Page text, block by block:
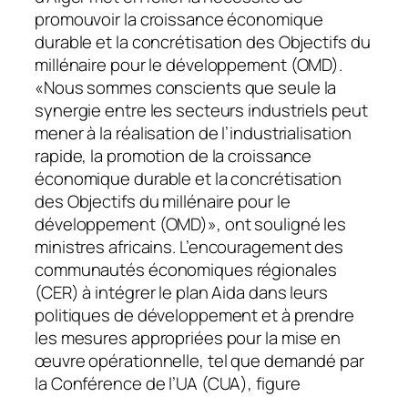
promouvoir la croissance économique
durable et la concrétisation des Objectifs du
millénaire pour le développement (OMD).
«Nous sommes conscients que seule la
synergie entre les secteurs industriels peut
mener à la réalisation de l’industrialisation
rapide, la promotion de la croissance
économique durable et la concrétisation
des Objectifs du millénaire pour le
développement (OMD)», ont souligné les
ministres africains. L’encouragement des
communautés économiques régionales
(CER) à intégrer le plan Aida dans leurs
politiques de développement et à prendre
les mesures appropriées pour la mise en
œuvre opérationnelle, tel que demandé par
la Conférence de l’UA (CUA), figure